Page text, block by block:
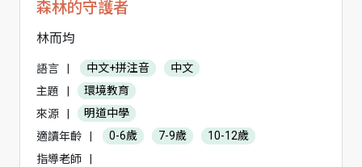
森林的守護者
林而均
語言 | 中文+拼注音
中文
主題
|
環境教育
來源
|
明道中學
適讀年齡
| 0-6歲 7-9歲
10-12歲
指導老師
|